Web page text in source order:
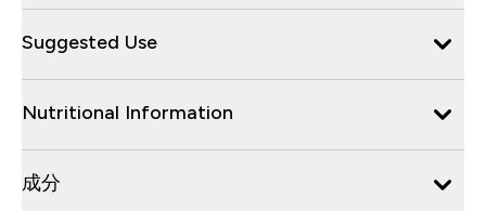
Suggested Use
Nutritional Information
成分